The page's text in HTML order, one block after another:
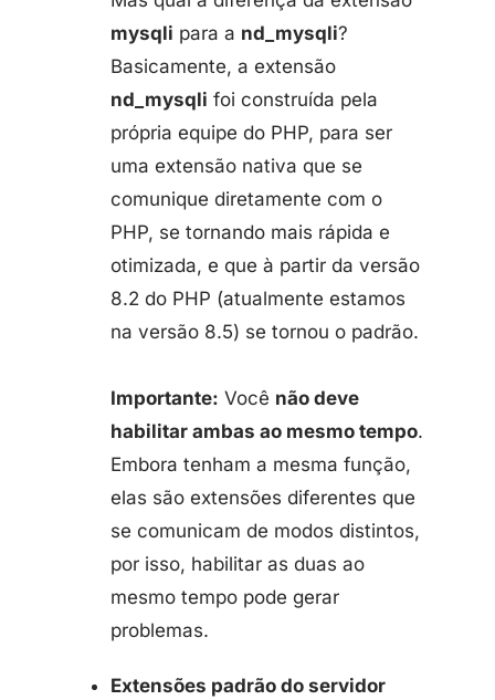
mysqli para a nd_mysqli?
Basicamente, a extensão
nd_mysqli foi construída pela
própria equipe do PHP, para ser
uma extensão nativa que se
comunique diretamente com o
PHP, se tornando mais rápida e
otimizada, e que à partir da versão
8.2 do PHP (atualmente estamos
na versão 8.5) se tornou o padrão.
Importante: Você não deve
habilitar ambas ao mesmo tempo.
Embora tenham a mesma função,
elas são extensões diferentes que
se comunicam de modos distintos,
por isso, habilitar as duas ao
mesmo tempo pode gerar
problemas.
Extensões padrão do servidor